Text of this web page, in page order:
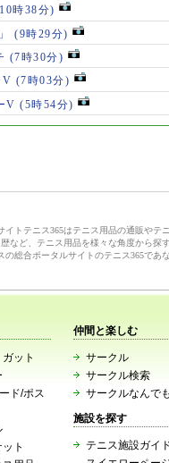
時38分)
(9時29分)
(7時30分)
V (7時03分)
V (5時54分)
トテニス365はテニス用品の通販や
など、テニス用品を様々な角度から
総合ポータルサイトのテニス365であ
ット
ド/ポス
ト
仲間と楽しむ
サークル
サークル検索
サークルなんで
施設を探す
テニス施設ガイ